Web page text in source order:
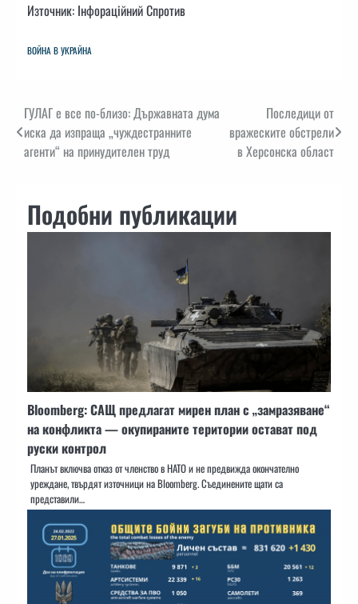
Източник: Інфораційний Спротив
ВОЙНА В УКРАЙНА
Навигация
ГУЛАГ е все по-близо: Държавната дума
иска да изпраща „чуждестранните
агенти“ на принудителен труд
Последици от
вражеските обстрели
в Херсонска област
Подобни публикации
Bloomberg: САЩ предлагат мирен план с „замразяване“
на конфликта — окупираните територии остават под
руски контрол
Планът включва отказ от членство в НАТО и не предвижда окончателно
уреждане, твърдят източници на Bloomberg. Съединените щати са
представили…